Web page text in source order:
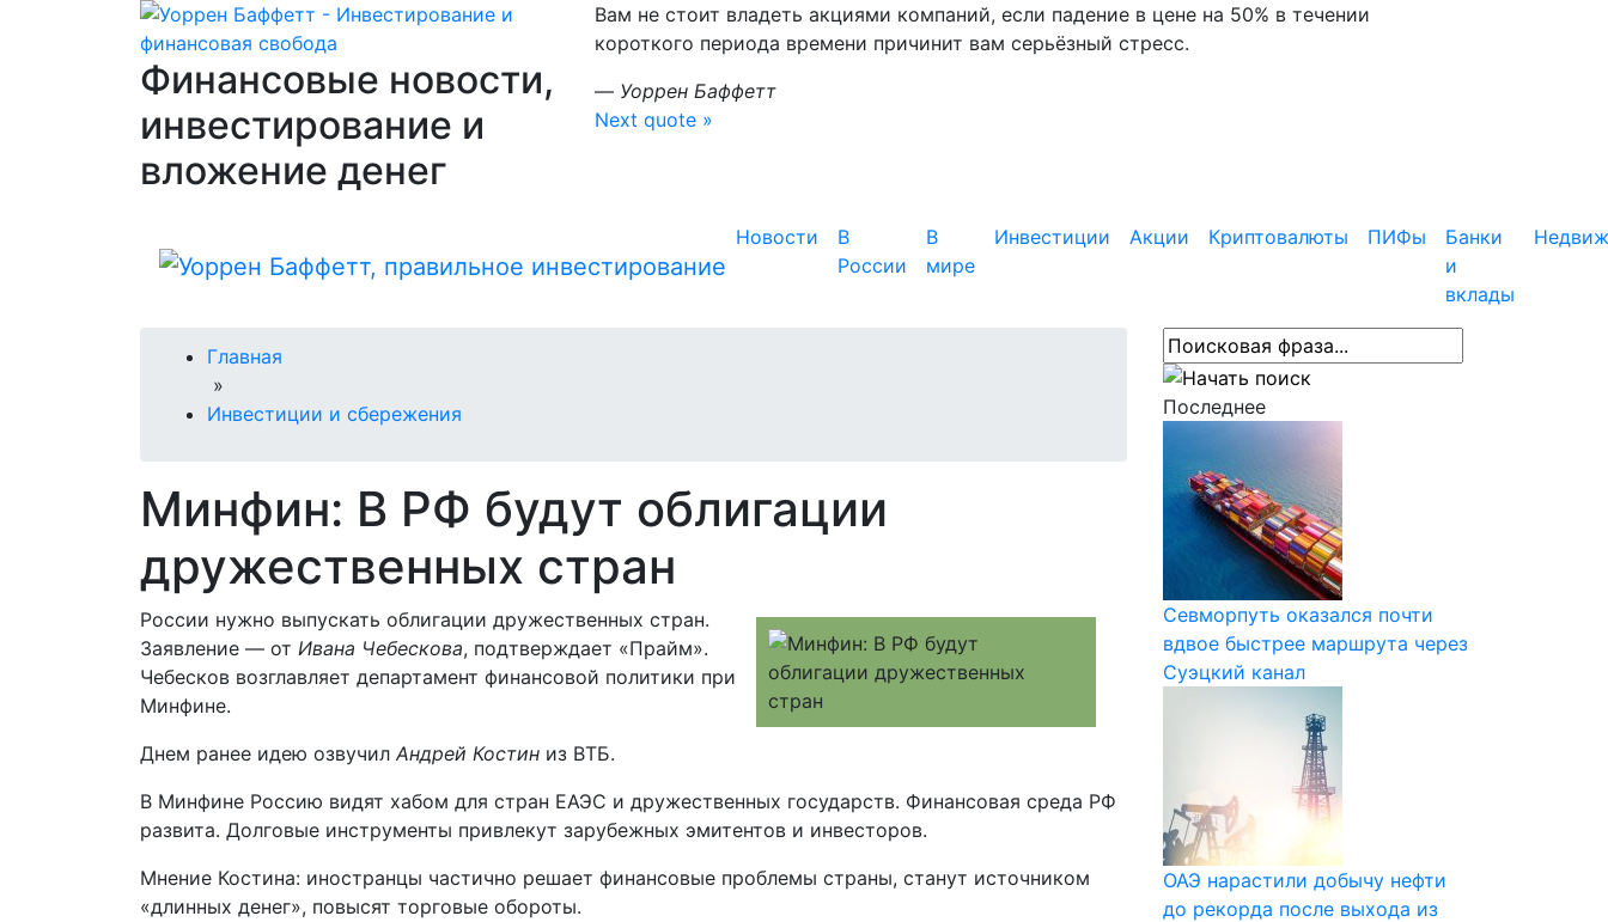
Финансовые новости,
инвестирование и
вложение денег
Вам не стоит владеть акциями компаний, если падение в цене на 50% в течении
короткого периода времени причинит вам серьёзный стресс.
— Уоррен Баффетт
Next quote »
Новости
В
России
В
мире
Инвестиции Акции Криптовалюты ПИФы
Банки
и
вклады
Главная
»
Инвестиции и сбережения
Минфин: В РФ будут облигации
дружественных стран
России нужно выпускать облигации дружественных стран.
Заявление — от Ивана Чебескова, подтверждает «Прайм».
Чебесков возглавляет департамент финансовой политики при
Минфине.
Днем ранее идею озвучил Андрей Костин из ВТБ.
В Минфине Россию видят хабом для стран ЕАЭС и дружественных государств. Финансовая среда РФ
развита. Долговые инструменты привлекут зарубежных эмитентов и инвесторов.
Мнение Костина: иностранцы частично решает финансовые проблемы страны, станут источником
«длинных денег», повысят торговые обороты.
Последнее
Севморпуть оказался почти
вдвое быстрее маршрута через
Суэцкий канал
ОАЭ нарастили добычу нефти
до рекорда после выхода из